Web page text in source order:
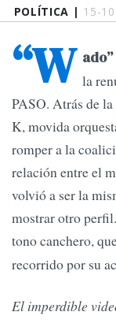
POLÍTICA | 15-
“W la
PASO. Atrás de
K, movida
romper a la
relación entre el
volvió a ser la
mostrar otro
tono canchero,
recorrido por su
El imperdible